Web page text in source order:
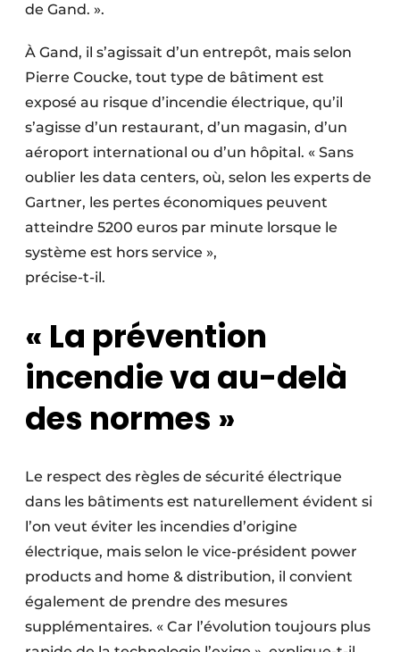
de Gand. ».
À Gand, il s’agissait d’un entrepôt, mais selon
Pierre Coucke, tout type de bâtiment est
exposé au risque d’incendie électrique, qu’il
s’agisse d’un restaurant, d’un magasin, d’un
aéroport international ou d’un hôpital. « Sans
oublier les data centers, où, selon les experts de
Gartner, les pertes économiques peuvent
atteindre 5200 euros par minute lorsque le
système est hors service »,
précise-t-il.
« La prévention
incendie va au-delà
des normes »
Le respect des règles de sécurité électrique
dans les bâtiments est naturellement évident si
l’on veut éviter les incendies d’origine
électrique, mais selon le vice-président power
products and home & distribution, il convient
également de prendre des mesures
supplémentaires. « Car l’évolution toujours plus